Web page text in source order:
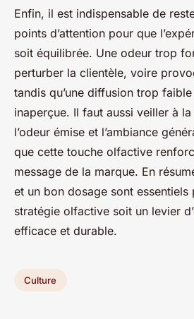
Enfin, il est indispensable de
points d’attention pour que
soit équilibrée. Une odeur trop
perturber la clientèle, voire
tandis qu’une diffusion trop
inaperçue. Il faut aussi veiller à
l’odeur émise et l’ambiance
que cette touche olfactive
message de la marque. En
et un bon dosage sont essentiels
stratégie olfactive soit un levier
efficace et durable.
Culture